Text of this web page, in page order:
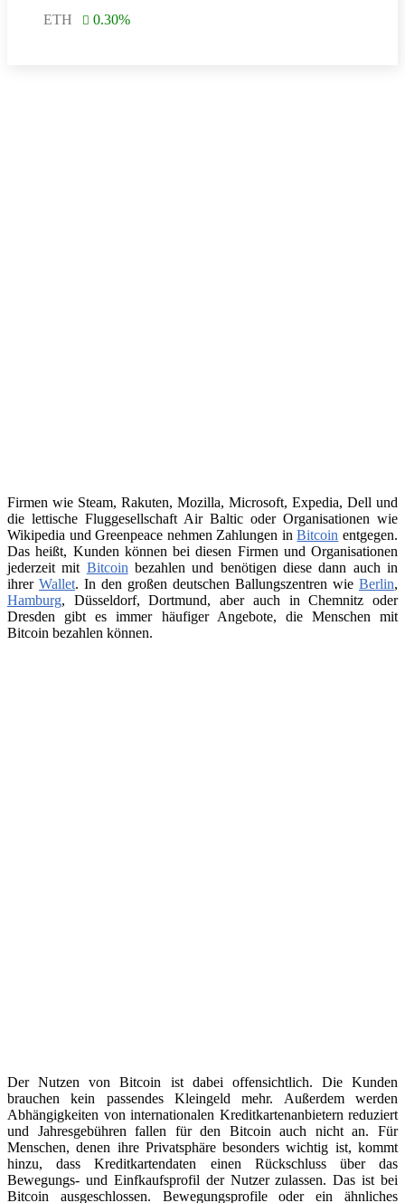
ETH 0.30%
Firmen wie Steam, Rakuten, Mozilla, Microsoft, Expedia, Dell und
die lettische Fluggesellschaft Air Baltic oder Organisationen wie
Wikipedia und Greenpeace nehmen Zahlungen inBitcoin entgegen.
Das heißt, Kunden können bei diesen Firmen und Organisationen
jederzeit mit Bitcoin bezahlen und benötigen diese dann auch in
ihrer Wallet. In den großen deutschen Ballungszentren wie Berlin,
Hamburg, Düsseldorf, Dortmund, aber auch in Chemnitz oder
Dresden gibt es immer häufiger Angebote, die Menschen mit
Bitcoin bezahlen können.
Der Nutzen von Bitcoin ist dabei offensichtlich. Die Kunden
brauchen kein passendes Kleingeld mehr. Außerdem werden
Abhängigkeiten von internationalen Kreditkartenanbietern reduziert
und Jahresgebühren fallen für den Bitcoin auch nicht an. Für
Menschen, denen ihre Privatsphäre besonders wichtig ist, kommt
hinzu, dass Kreditkartendaten einen Rückschluss über das
Bewegungs- und Einfkaufsprofil der Nutzer zulassen. Das ist bei
Bitcoin ausgeschlossen. Bewegungsprofile oder ein ähnliches